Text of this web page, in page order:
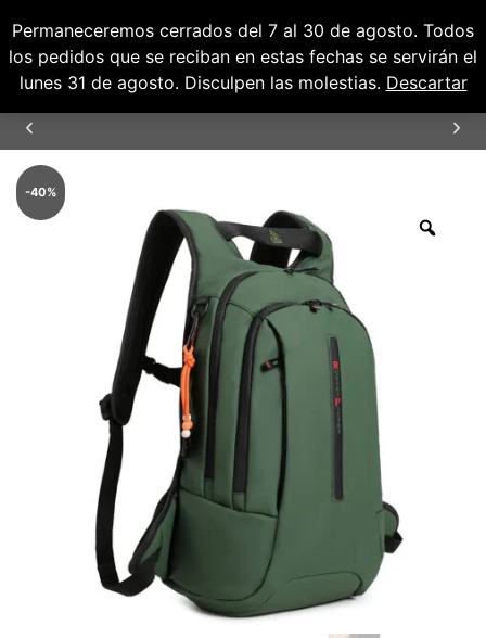
Permaneceremos cerrados del 7 al 30 de agosto. Todos
los pedidos que se reciban en estas fechas se servirán el
lunes 31 de agosto. Disculpen las molestias. Descartar
0,00€
0
ENVÍOS GRATUITOS PARA PENÍNSULA Y
-40%